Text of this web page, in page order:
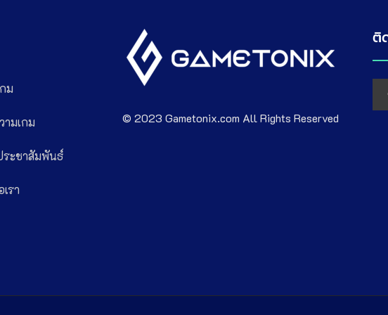
ม
มเกม
ระชาสัมพันธ์
รา
© 2023 Gametonix.com All Rights Reserved
ติ